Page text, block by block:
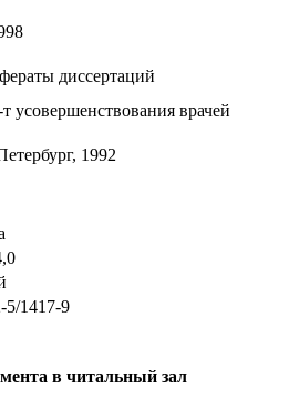
диссертаций
усовершенствования врачей
1992
5/1417-9
в читальный зал